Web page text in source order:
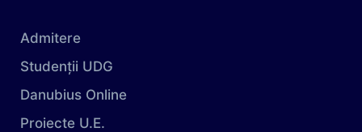
Admitere
Studenții UDG
Danubius Online
Proiecte U.E.